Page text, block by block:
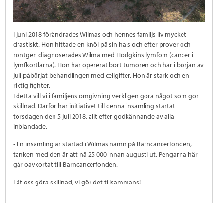
I juni 2018 förändrades Wilmas och hennes familjs liv mycket
drastiskt. Hon hittade en knöl på sin hals och efter prover och
röntgen diagnoserades Wilma med Hodgkins lymfom (cancer i
lymfkörtlarna). Hon har opererat bort tumören och har i början av
juli påbörjat behandlingen med cellgifter. Hon är stark och en
riktig fighter.
I detta vill vi i familjens omgivning verkligen göra något som gör
skillnad. Därför har initiativet till denna insamling startat
torsdagen den 5 juli 2018, allt efter godkännande av alla
inblandade.
• En insamling är startad i Wilmas namn på Barncancerfonden,
tanken med den är att nå 25 000 innan augusti ut. Pengarna här
går oavkortat till Barncancerfonden.
Låt oss göra skillnad, vi gör det tillsammans!